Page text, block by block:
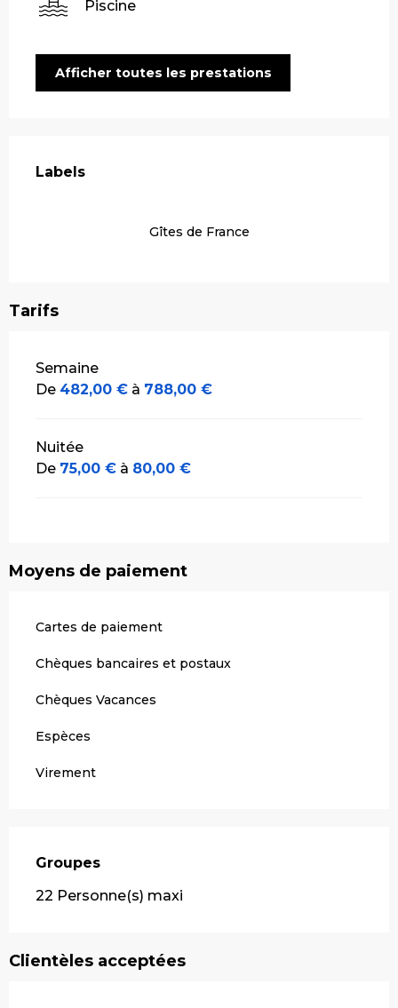
Piscine
Afficher toutes les prestations
Labels
Labels
Gîtes de France
Tarifs
Tarifs 2026
Semaine
De 482,00 € à 788,00 €
Nuitée
De 75,00 € à 80,00 €
Moyens de paiement
Cartes de paiement
Chèques bancaires et postaux
Chèques Vacances
Espèces
Virement
Groupes
Groupes
22 Personne(s) maxi
Clientèles acceptées